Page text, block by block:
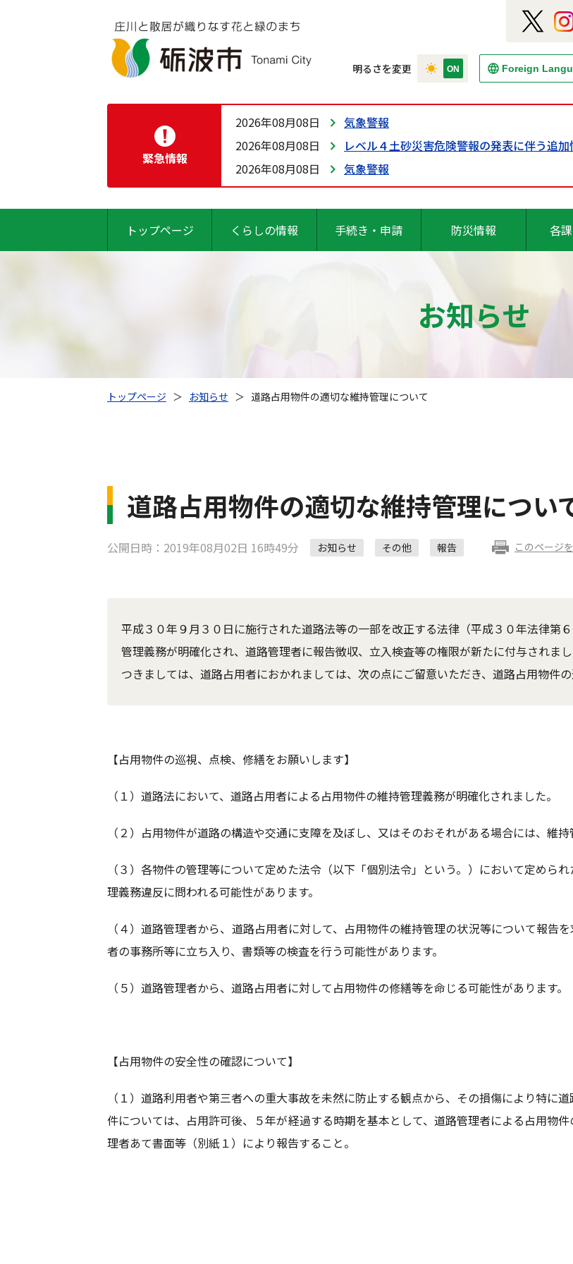
明るさを変更 Foreign
緊急情報
2026年08月08日
気象警報
2026年08月08日
レベル４土砂災害危険警報の発表に伴う追
2026年08月08日
気象警報
トップページ くらしの情報 手続き・申請 防災情報 各
お知らせ
トップページ ＞ お知らせ ＞ 道路占用物件の適切な維持管理について
道路占用物件の適切な維持管理につい
公開日時：2019年08月02日 16時49分 お知らせ その他 報告 このページ
平成３０年９月３０日に施行された道路法等の一部を改正する法律（平成３０年法律第
管理義務が明確化され、道路管理者に報告徴収、立入検査等の権限が新たに付与されまし
つきましては、道路占用者におかれましては、次の点にご留意いただき、道路占用物件
【占用物件の巡視、点検、修繕をお願いします】
（１）道路法において、道路占用者による占用物件の維持管理義務が明確化されました。
（２）占用物件が道路の構造や交通に支障を及ぼし、又はそのおそれがある場合には、維
（３）各物件の管理等について定めた法令（以下「個別法令」という。）において定めら
理義務違反に問われる可能性があります。
（４）道路管理者から、道路占用者に対して、占用物件の維持管理の状況等について報告
者の事務所等に立ち入り、書類等の検査を行う可能性があります。
（５）道路管理者から、道路占用者に対して占用物件の修繕等を命じる可能性があります。
【占用物件の安全性の確認について】
（１）道路利用者や第三者への重大事故を未然に防止する観点から、その損傷により特に
件については、占用許可後、５年が経過する時期を基本として、道路管理者による占用物
理者あて書面等（別紙１）により報告すること。